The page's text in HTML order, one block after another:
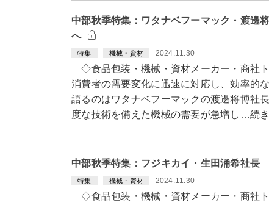
中部秋季特集：ワタナベフーマック・渡
へ
特集 機械・資材 2024.11.30
◇食品包装・機械・資材メーカー・商社
消費者の需要変化に迅速に対応し、効率的
語るのはワタナベフーマックの渡邊将博社
度な技術を備えた機械の需要が急増し…続
中部秋季特集：フジキカイ・生田涌希社
特集 機械・資材 2024.11.30
◇食品包装・機械・資材メーカー・商社